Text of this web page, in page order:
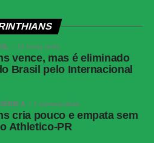
15 horas atrás
vence, mas é eliminado
Brasil pelo Internacional
A 1 semana atrás
cria pouco e empata sem
Athletico-PR